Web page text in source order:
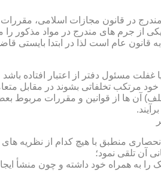
اسلامی، مقررات خاصی نیز در مواد ۱۰۰ و۱۰۱ و۱۰۲و ۱۰۳
از جرم های مندرج در مواد
قانون عام است لذا در ابتدا بایستی
مسئول دفتر از اعتبار افتاده
مرتکب تخلفاتی بشوند در مقابل
آن ها از قوانین و مقررات مربوط
منطبق با هیچ کدام از نظریه
آن تلقی نمود؛
را به همراه خود داشته و چون منشأ